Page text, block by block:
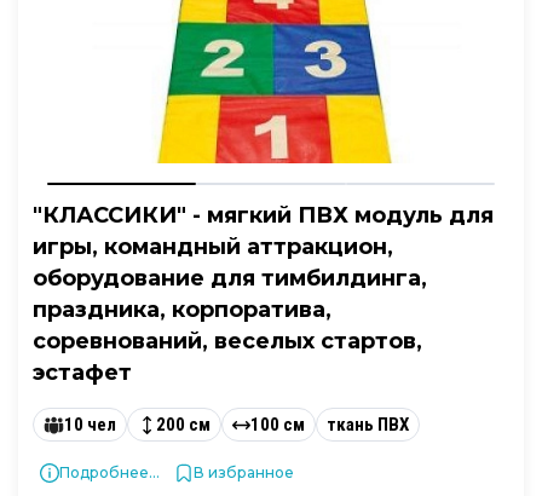
"КЛАССИКИ" - мягкий ПВХ модуль для
игры, командный аттракцион,
оборудование для тимбилдинга,
праздника, корпоратива,
соревнований, веселых стартов,
эстафет
10 чел 200 см 100 см ткань ПВХ
Подробнее... В избранное